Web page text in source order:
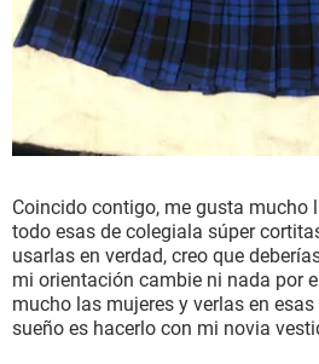
Coincido contigo, me gusta mucho
todo esas de colegiala súper
usarlas en verdad, creo que
mi orientación cambie ni nada por
mucho las mujeres y verlas en
sueño es hacerlo con mi novia